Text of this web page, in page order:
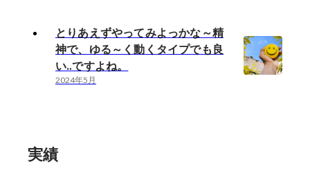
とりあえずやってみよっかな～精
神で、ゆる～く動くタイプでも良
い‥ですよね。
2024年5月
実績